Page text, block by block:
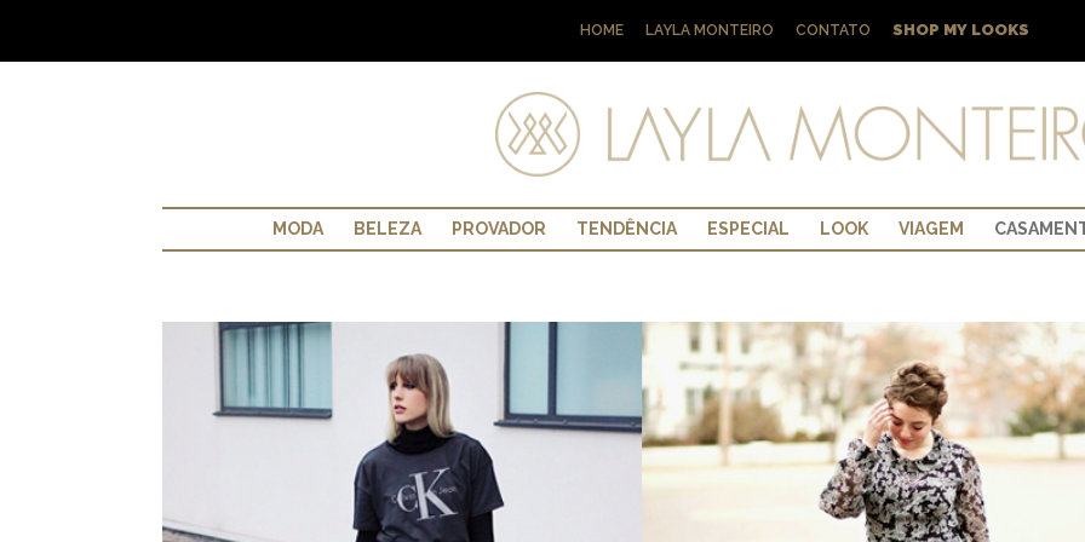
HOME LAYLA MONTEIRO CONTATO SHOP MY LOOKS
MODA BELEZA PROVADOR TENDÊNCIA ESPECIAL LOOK VIAGEM